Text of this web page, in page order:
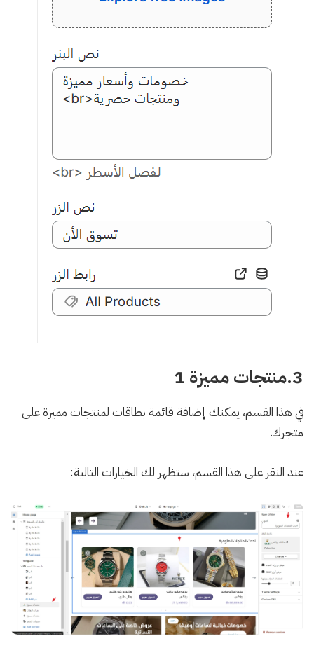
3.منتجات مميزة 1
في هذا القسم، يمكنك إضافة قائمة بطاقات لمنتجات مميزة على
متجرك.
عند النقر على هذا القسم، ستظهر لك الخيارات التالية: